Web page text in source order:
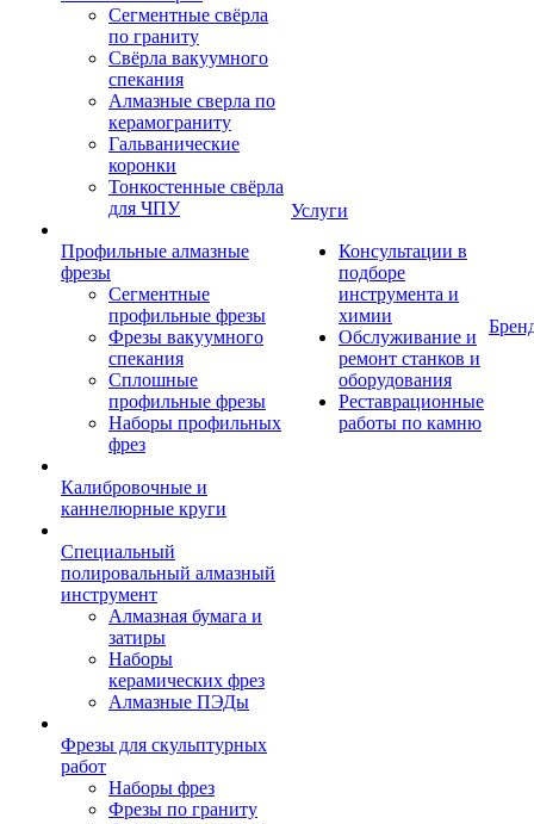
Сегментные свёрла
по граниту
Свёрла вакуумного
спекания
Алмазные сверла по
керамограниту
Гальванические
коронки
Тонкостенные свёрла
для ЧПУ
Профильные алмазные
фрезы
Сегментные
профильные фрезы
Фрезы вакуумного
спекания
Сплошные
профильные фрезы
Наборы профильных
фрез
Калибровочные и
каннелюрные круги
Специальный
полировальный алмазный
инструмент
Алмазная бумага и
затиры
Наборы
керамических фрез
Алмазные ПЭДы
Фрезы для скульптурных
работ
Наборы фрез
Фрезы по граниту
Услуги
Консультации в
подборе
инструмента и
химии
Обслуживание и
ремонт станков и
оборудования
Реставрационные
работы по камню